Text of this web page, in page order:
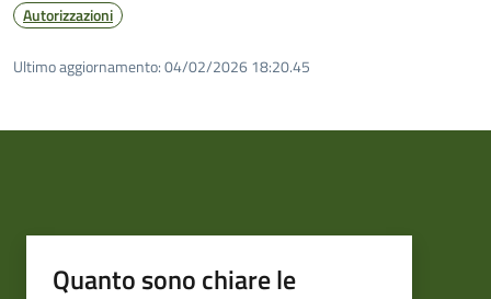
Autorizzazioni
Ultimo aggiornamento:04/02/2026 18:20.45
Quanto sono chiare le